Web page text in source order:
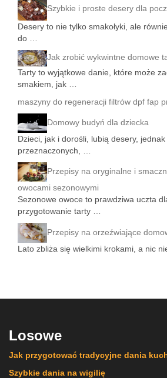
Szybkie i proste desery dla
Desery to nie tylko smakołyki, ale
do …
Jak zrobić wykwintne domowe
Tarty to wyjątkowe danie, które może
smakiem, jak …
maszyny do regeneracji filtrów dpf fap
Domowy budyń dla dziecka
Dzieci, jak i dorośli, lubią desery,
przeznaczonych, …
Przepisy na oryginalne i
owocami sezonowymi
Sezonowe owoce to prawdziwa uczta
przygotowanie tarty …
Przepisy na orzeźwiające
Lato zbliża się wielkimi krokami, a nic
Losowe
Jak przygotować tradycyjne dania
Szybkie dania na wigilię